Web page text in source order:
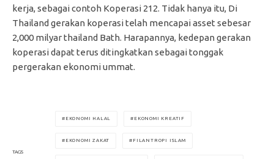
kerja, sebagai contoh Koperasi 212. Tidak hanya itu, Di
Thailand gerakan koperasi telah mencapai asset sebesar
2,000 milyar thailand Bath. Harapannya, kedepan gerakan
koperasi dapat terus ditingkatkan sebagai tonggak
pergerakan ekonomi ummat.
TAGS
EKONOMI HALAL EKONOMI KREATIF
EKONOMI ZAKAT FILANTROPI ISLAM